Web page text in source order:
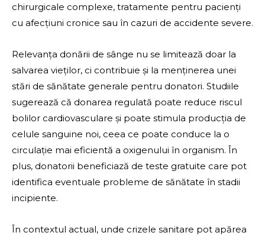
chirurgicale complexe, tratamente pentru pacienți
cu afecțiuni cronice sau în cazuri de accidente severe.
Relevanța donării de sânge nu se limitează doar la
salvarea vieților, ci contribuie și la menținerea unei
stări de sănătate generale pentru donatori. Studiile
sugerează că donarea regulată poate reduce riscul
bolilor cardiovasculare și poate stimula producția de
celule sanguine noi, ceea ce poate conduce la o
circulație mai eficientă a oxigenului în organism. În
plus, donatorii beneficiază de teste gratuite care pot
identifica eventuale probleme de sănătate în stadii
incipiente.
În contextul actual, unde crizele sanitare pot apărea